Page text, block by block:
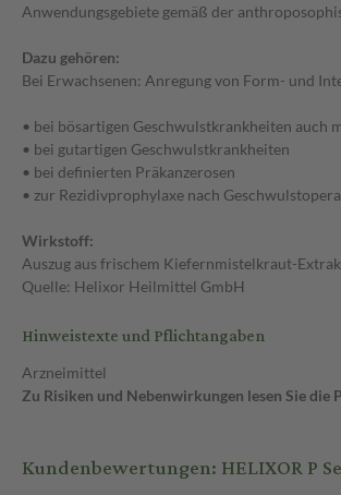
Anwendungsgebiete gemäß der
Dazu gehören:
Bei Erwachsenen: Anregung von Form- und
• bei bösartigen Geschwulstkrankheiten auch
• bei gutartigen Geschwulstkrankheiten
• bei definierten Präkanzerosen
• zur Rezidivprophylaxe nach
Wirkstoff:
Auszug aus frischem Kiefernmistelkraut-
Quelle: Helixor Heilmittel GmbH
Hinweistexte und Pflichtangaben
Arzneimittel
Zu Risiken und Nebenwirkungen lesen Sie
Kundenbewertungen: HELIXOR P